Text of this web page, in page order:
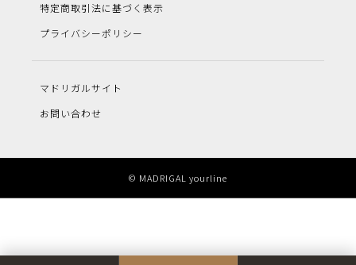
特定商取引法に基づく表示
プライバシーポリシー
マドリガルサイト
お問い合わせ
© MADRIGAL yourline